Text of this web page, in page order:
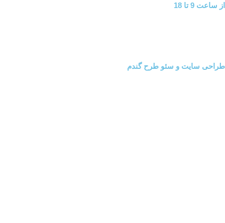
از ساعت 9 تا 18
طراحی سایت و سئو طرح گندم